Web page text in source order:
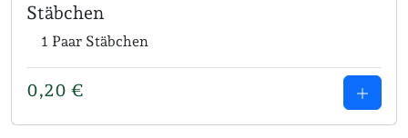
Stäbchen
1 Paar Stäbchen
0,20 €